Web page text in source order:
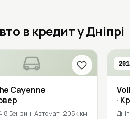
в кредит у Дніпрі
Cayenne
Бензин Автомат 205к км
·